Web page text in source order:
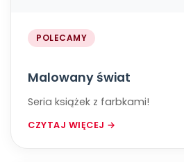
POLECAMY
Malowany świat
Seria książek z farbkami!
CZYTAJ WIĘCEJ →